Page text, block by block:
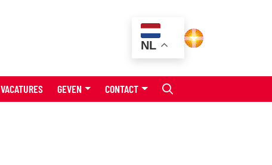
NL
VACATURES GEVEN CONTACT